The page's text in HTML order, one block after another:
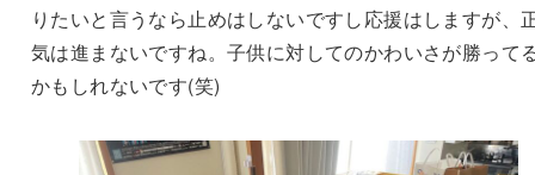
りたいと言うなら止めはしないですし応援はしますが、
気は進まないですね。子供に対してのかわいさが勝って
かもしれないです(笑)